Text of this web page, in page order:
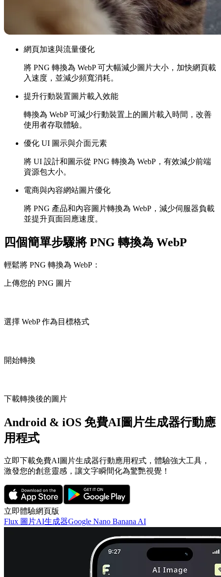
網頁加速與流量優化
將 PNG 轉換為 WebP 可大幅減少圖片大小，加快網頁載
入速度，並減少頻寬消耗。
提升行動裝置圖片載入效能
轉換為 WebP 可減少行動裝置上的圖片載入時間，改善
使用者存取體驗。
優化 UI 圖示與介面元素
將 UI 設計和圖示從 PNG 轉換為 WebP，有效減少前端
資源包大小。
電商與內容網站圖片優化
將 PNG 產品和內容圖片轉換為 WebP，減少伺服器負載
並提升頁面回應速度。
四個簡單步驟將 PNG 轉換為 WebP
輕鬆將 PNG 轉換為 WebP：
上傳您的 PNG 圖片
選擇 WebP 作為目標格式
開始轉換
下載轉換後的圖片
Android & iOS 免費AI圖片生成器行動應
用程式
立即下載免費AI圖片生成器行動應用程式，體驗強大工具，
激發您的創意靈感，讓文字瞬間化為驚艷視覺！
立即體驗網頁版
Flux 圖片AI生成器Google Nano Banana AI